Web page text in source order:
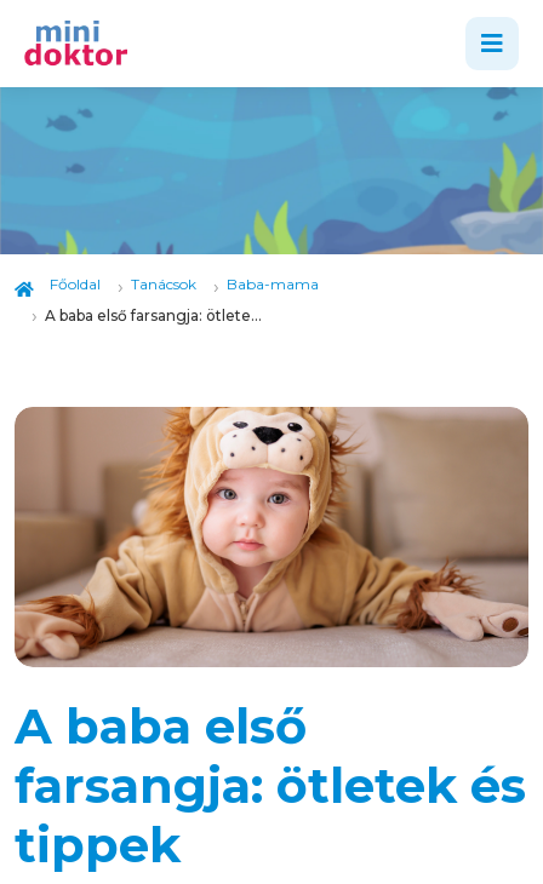
Főoldal Tanácsok
Baba-mama
A baba első farsangja: ötletek és tippek
A baba első
farsangja: ötletek és
tippek